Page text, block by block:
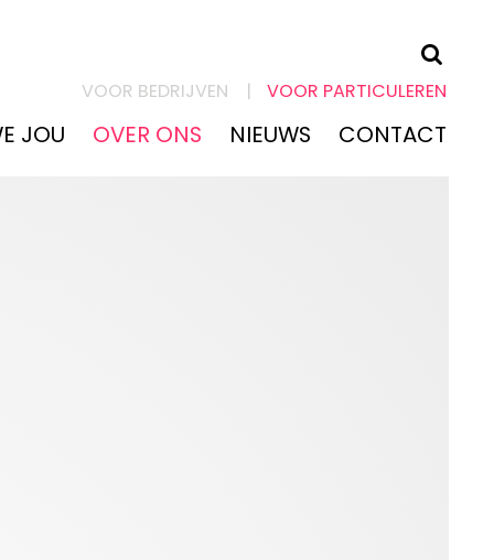
VOOR BEDRIJVEN VOOR PARTICULEREN
JOU OVER ONS NIEUWS CONTACT
KLACHTEN &